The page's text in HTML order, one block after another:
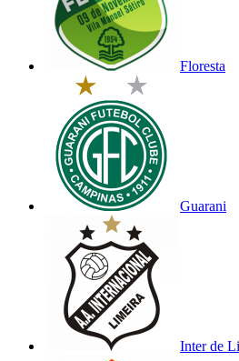
Floresta
Guarani
Inter de